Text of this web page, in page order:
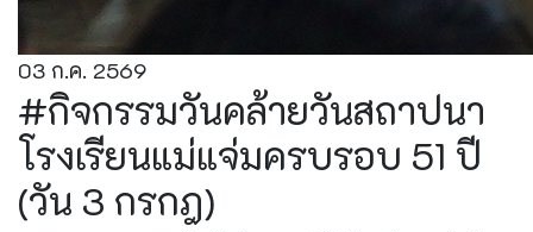
03 ก.ค. 2569
#กิจกรรมวันคล้ายวันสถาปนา
โรงเรียนแม่แจ่มครบรอบ 51 ปี
(วัน 3 กรกฎ)